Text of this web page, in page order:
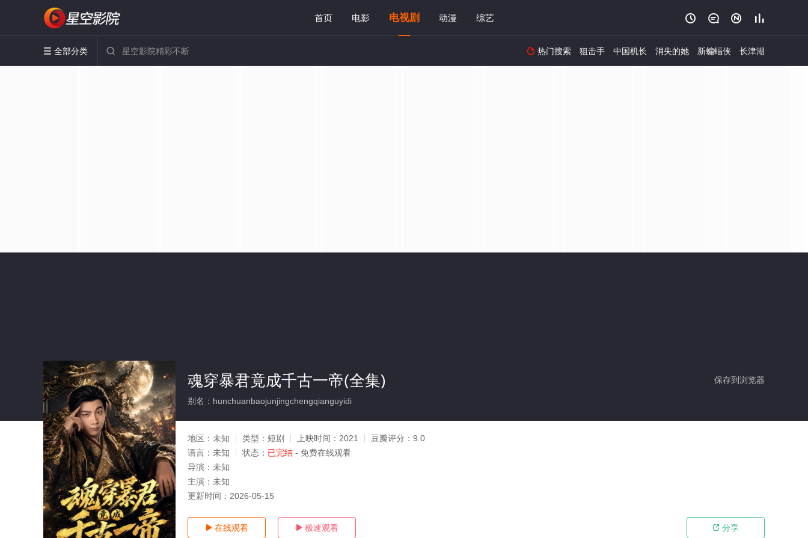
首页 电影 电视剧 动漫 综艺    
 全部分类   热门搜索 狙击手 中国机长 消失的她 新蝙蝠侠 长津湖
保存到浏览器
魂穿暴君竟成千古一帝(全集)
别名：hunchuanbaojunjingchengqianguyidi
地区： 未知 类型： 短剧 上映时间： 2021 豆瓣评分： 9.0
语言： 未知 状态： 已完结 - 免费在线观看
导演： 未知
主演： 未知
更新时间： 2026-05-15
 在线观看  极速观看  分享